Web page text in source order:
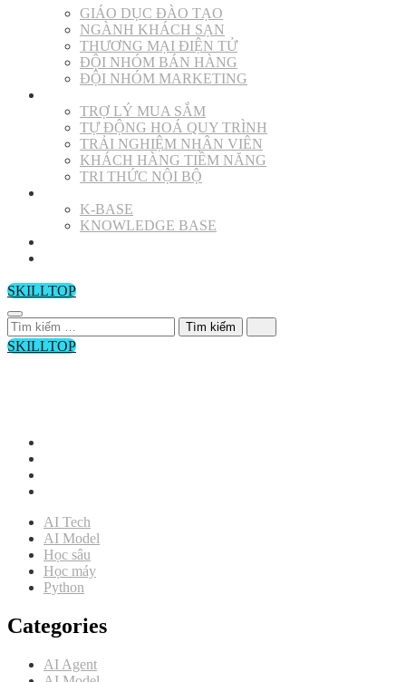
GIÁO DỤC ĐÀO TẠO
NGÀNH KHÁCH SẠN
THƯƠNG MẠI ĐIỆN TỬ
ĐỘI NHÓM BÁN HÀNG
ĐỘI NHÓM MARKETING
TRỢ LÝ MUA SẮM
TỰ ĐỘNG HOÁ QUY TRÌNH
TRẢI NGHIỆM NHÂN VIÊN
KHÁCH HÀNG TIỀM NĂNG
TRI THỨC NỘI BỘ
K-BASE
KNOWLEDGE BASE
SKILLTOP
Tìm
kiếm
cho:
SKILLTOP
AI Tech
AI Model
Học sâu
Học máy
Python
Categories
AI Agent